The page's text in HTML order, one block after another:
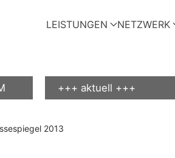
LEISTUNGEN NETZWERK
+++ aktuell +++
2013